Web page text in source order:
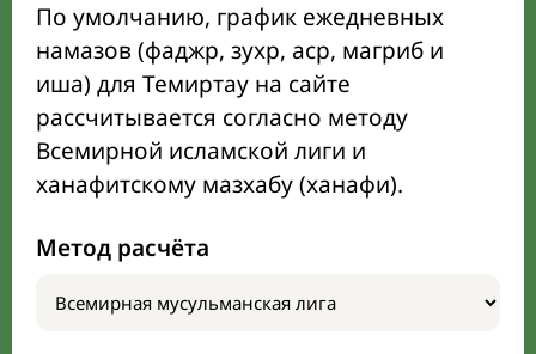
По умолчанию, график ежедневных
намазов (фаджр, зухр, аср, магриб и
иша) для Темиртау на сайте
рассчитывается согласно методу
Всемирной исламской лиги и
ханафитскому мазхабу (ханафи).
Метод расчёта